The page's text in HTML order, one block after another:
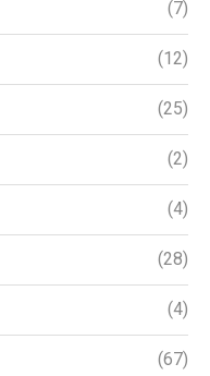
(7)
(12)
(25)
(2)
(4)
(28)
(4)
(67)